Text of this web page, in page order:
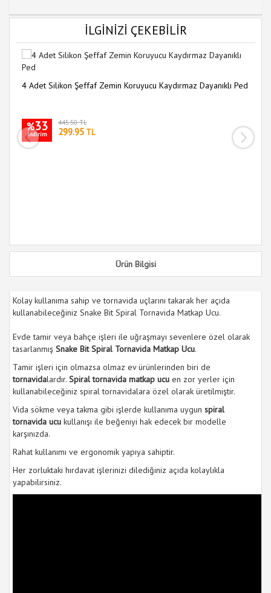
İLGİNİZİ ÇEKEBİLİR
4 Adet Silikon Şeffaf Zemin Koruyucu Kaydırmaz Dayanıklı Ped
%33
indirim
445.50 TL
299.95 TL
Ürün Bilgisi
Kolay kullanıma sahip ve tornavida uçlarını takarak her açıda
kullanabileceğiniz Snake Bit Spiral Tornavida Matkap Ucu.
Evde tamir veya bahçe işleri ile uğraşmayı sevenlere özel olarak
tasarlanmış Snake Bit Spiral Tornavida Matkap Ucu.
Tamir işleri için olmazsa olmaz ev ürünlerinden biri de
tornavidalardır. Spiral tornavida matkap ucu en zor yerler için
kullanabileceğiniz spiral tornavidalara özel olarak üretilmiştir.
Vida sökme veya takma gibi işlerde kullanıma uygun spiral
tornavida ucu kullanışı ile beğeniyi hak edecek bir modelle
karşınızda.
Rahat kullanımı ve ergonomik yapıya sahiptir.
Her zorluktaki hırdavat işlerinizi dilediğiniz açıda kolaylıkla
yapabilirsiniz.